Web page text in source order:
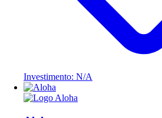
Investimento: N/A